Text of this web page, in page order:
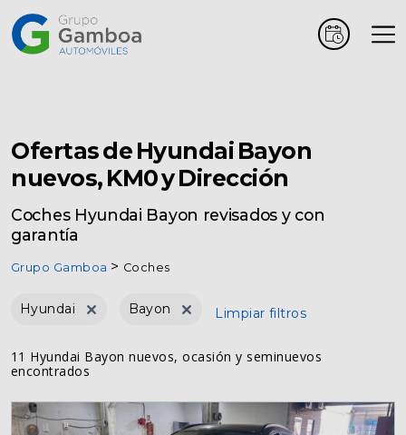
Marcas
Vehículos
comerciales
Renting
Posventa
Seguros
Ofertas de Hyundai Bayon
nuevos, KM0 y Dirección
Coches Hyundai Bayon revisados y con
garantía
Grupo Gamboa Coches
Hyundai Bayon Limpiar filtros
11 Hyundai Bayon nuevos, ocasión y seminuevos
encontrados